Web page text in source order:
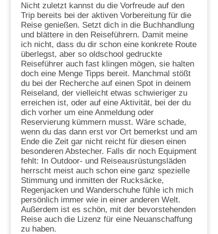
Nicht zuletzt kannst du die Vorfreude auf den
Trip bereits bei der aktiven Vorbereitung für die
Reise genießen. Setzt dich in die Buchhandlung
und blättere in den Reiseführern. Damit meine
ich nicht, dass du dir schon eine konkrete Route
überlegst, aber so oldschool gedruckte
Reiseführer auch fast klingen mögen, sie halten
doch eine Menge Tipps bereit. Manchmal stößt
du bei der Recherche auf einen Spot in deinem
Reiseland, der vielleicht etwas schwieriger zu
erreichen ist, oder auf eine Aktivität, bei der du
dich vorher um eine Anmeldung oder
Reservierung kümmern musst. Wäre schade,
wenn du das dann erst vor Ort bemerkst und am
Ende die Zeit gar nicht reicht für diesen einen
besonderen Abstecher. Falls dir noch Equipment
fehlt: In Outdoor- und Reiseausrüstungsläden
herrscht meist auch schon eine ganz spezielle
Stimmung und inmitten der Rucksäcke,
Regenjacken und Wanderschuhe fühle ich mich
persönlich immer wie in einer anderen Welt.
Außerdem ist es schön, mit der bevorstehenden
Reise auch die Lizenz für eine Neuanschaffung
zu haben.